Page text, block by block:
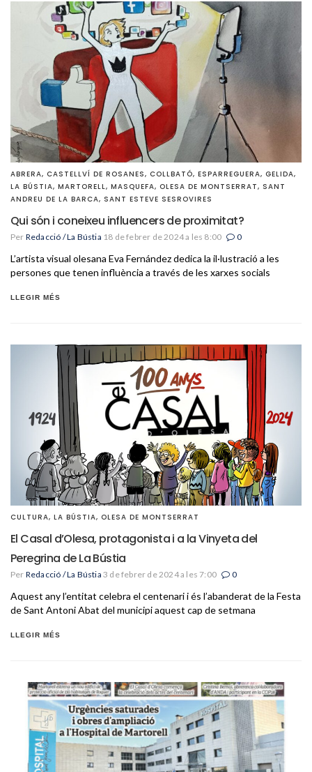
ABRERA, CASTELLVÍ DE ROSANES, COLLBATÓ, ESPARREGUERA, GELIDA,
LA BÚSTIA, MARTORELL, MASQUEFA, OLESA DE MONTSERRAT, SANT
ANDREU DE LA BARCA, SANT ESTEVE SESROVIRES
Qui són i coneixeu influencers de proximitat?
Per Redacció / La Bústia 18 de febrer de 2024 a les 8:00 0
L’artista visual olesana Eva Fernández dedica la il·lustració a les
persones que tenen influència a través de les xarxes socials
LLEGIR MÉS
CULTURA, LA BÚSTIA, OLESA DE MONTSERRAT
El Casal d’Olesa, protagonista i a la Vinyeta del
Peregrina de La Bústia
Per Redacció / La Bústia 3 de febrer de 2024 a les 7:00 0
Aquest any l’entitat celebra el centenari i és l’abanderat de la Festa
de Sant Antoni Abat del municipi aquest cap de setmana
LLEGIR MÉS